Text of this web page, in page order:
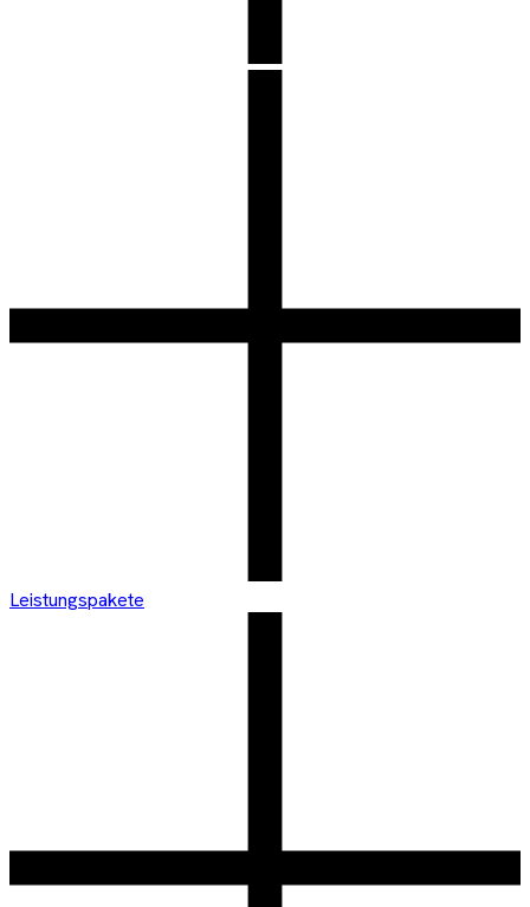
Leistungspakete